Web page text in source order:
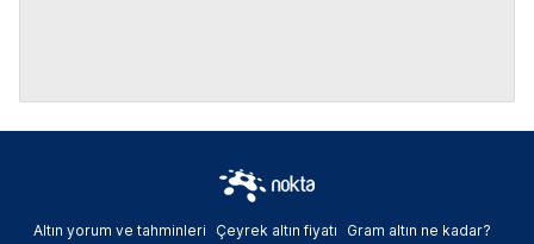
Altın yorum ve tahminleri Çeyrek altın fiyatı
Gram altın ne kadar?